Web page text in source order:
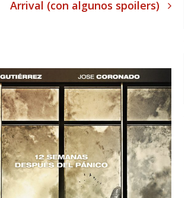
Arrival (con algunos spoilers)